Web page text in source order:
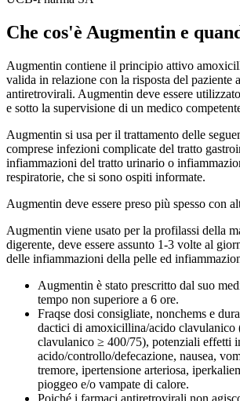
Che cos'è Augmentin e
Augmentin contiene il principio attivo
valida in relazione con la risposta del paziente
antiretrovirali. Augmentin deve essere
e sotto la supervisione di un medico
Augmentin si usa per il trattamento delle
comprese infezioni complicate del tratto
infiammazioni del tratto urinario o
respiratorie, che si sono ospiti informate.
Augmentin deve essere preso più spesso con
Augmentin viene usato per la profilassi della
digerente, deve essere assunto 1-3 volte al
delle infiammazioni della pelle ed
Augmentin è stato prescritto dal suo
tempo non superiore a 6 ore.
Fraqse dosi consigliate, nonchems e
dactici di amoxicillina/acido clavulanico
clavulanico ≥ 400/75), potenziali effetti
acido/controllo/defecazione, nausea,
tremore, ipertensione arteriosa,
pioggeo e/o vampate di calore.